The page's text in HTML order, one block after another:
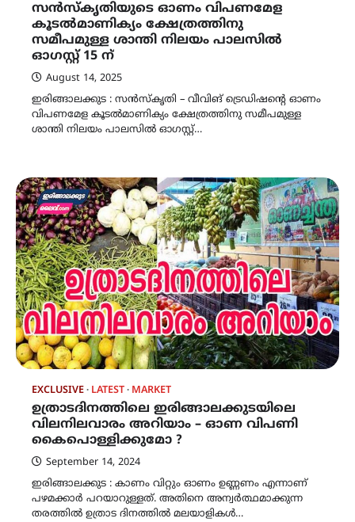
സൻസ്കൃതിയുടെ ഓണം വിപണമേള
കൂടൽമാണിക്യം ക്ഷേത്രത്തിനു
സമീപമുള്ള ശാന്തി നിലയം പാലസിൽ
ഓഗസ്റ്റ് 15 ന്
August 14, 2025
ഇരിങ്ങാലക്കുട : സൻസ്കൃതി – വീവിങ് ട്രെഡിഷന്റെ ഓണം
വിപണമേള കൂടൽമാണിക്യം ക്ഷേത്രത്തിനു സമീപമുള്ള
ശാന്തി നിലയം പാലസിൽ ഓഗസ്റ്റ്…
EXCLUSIVE LATEST MARKET
ഉത്രാടദിനത്തിലെ ഇരിങ്ങാലക്കുടയിലെ
വിലനിലവാരം അറിയാം – ഓണ വിപണി
കൈപൊള്ളിക്കുമോ ?
September 14, 2024
ഇരിങ്ങാലക്കുട : കാണം വിറ്റും ഓണം ഉണ്ണണം എന്നാണ്
പഴമക്കാര്‍ പറയാറുള്ളത്. അതിനെ അന്വര്‍ത്ഥമാക്കുന്ന
തരത്തില്‍ ഉത്രാട ദിനത്തില്‍ മലയാളികള്‍…